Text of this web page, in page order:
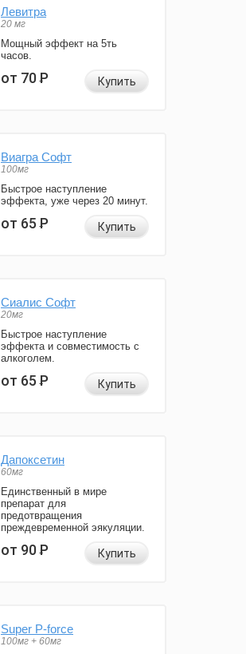
Левитра
20 мг
Мощный эффект на 5ть
часов.
от 70Р Купить
Виагра Софт
100мг
Быстрое наступление
эффекта, уже через 20 минут.
от 65Р Купить
Сиалис Софт
20мг
Быстрое наступление
эффекта и совместимость с
алкоголем.
от 65Р Купить
Дапоксетин
60мг
Единственный в мире
препарат для
предотвращения
преждевременной эякуляции.
от 90Р Купить
Super P-force
100мг + 60мг